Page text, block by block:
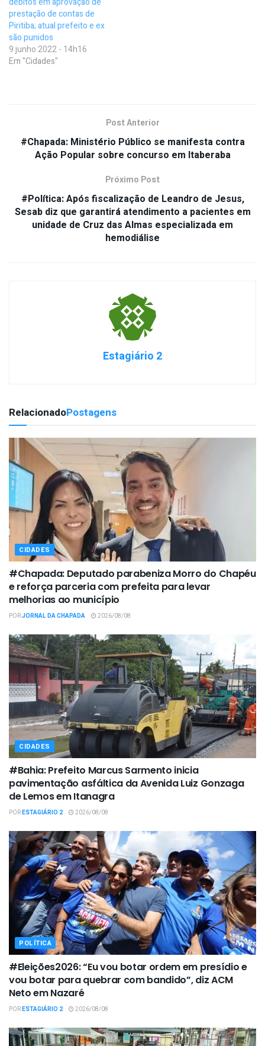
prestação de contas de
Piritiba; atual prefeito e ex
são punidos
9 junho 2022 - 14h16
Em "Cidades"
Post Anterior
#Chapada: Ministério Público se manifesta contra
Ação Popular sobre concurso em Itaberaba
Próximo Post
#Política: Após fiscalização de Leandro de Jesus,
Sesab diz que garantirá atendimento a pacientes em
unidade de Cruz das Almas especializada em
hemodiálise
Estagiário 2
RelacionadoPostagens
CIDADES
#Chapada: Deputado parabeniza Morro do Chapéu
e reforça parceria com prefeita para levar
melhorias ao município
PORJORNAL DA CHAPADA 2026/08/08
CIDADES
#Bahia: Prefeito Marcus Sarmento inicia
pavimentação asfáltica da Avenida Luiz Gonzaga
de Lemos em Itanagra
PORESTAGIÁRIO 2 2026/08/08
POLÍTICA
#Eleições2026: “Eu vou botar ordem em presídio e
vou botar para quebrar com bandido”, diz ACM
Neto em Nazaré
PORESTAGIÁRIO 2 2026/08/08